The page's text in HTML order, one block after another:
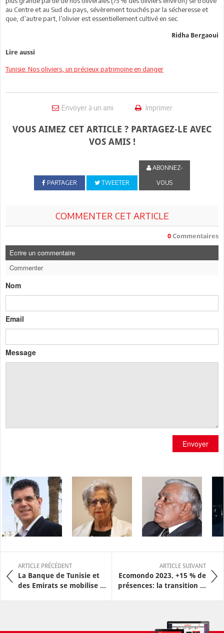
au Centre et au Sud du pays, sévèrement touchés par la sécheresse et
que, d’autre part, l’olivier est essentiellement cultivé en sec.
Ridha Bergaoui
Lire aussi
Tunisie: Nos oliviers, un précieux patrimoine en danger
Envoyer à un ami Imprimer
VOUS AIMEZ CET ARTICLE ? PARTAGEZ-LE AVEC
VOS AMIS !
PARTAGER TWEETER
ABONNEZ-
VOUS
COMMENTER CET ARTICLE
0 Commentaires
Ecrire un commentaire
Commenter
Nom
Email
Message
Envoyer
ARTICLE PRÉCÉDENT
La Banque de Tunisie et
des Emirats se mobilise ...
ARTICLE SUIVANT
Ecomondo 2023, +15 % de
présences: la transition ...